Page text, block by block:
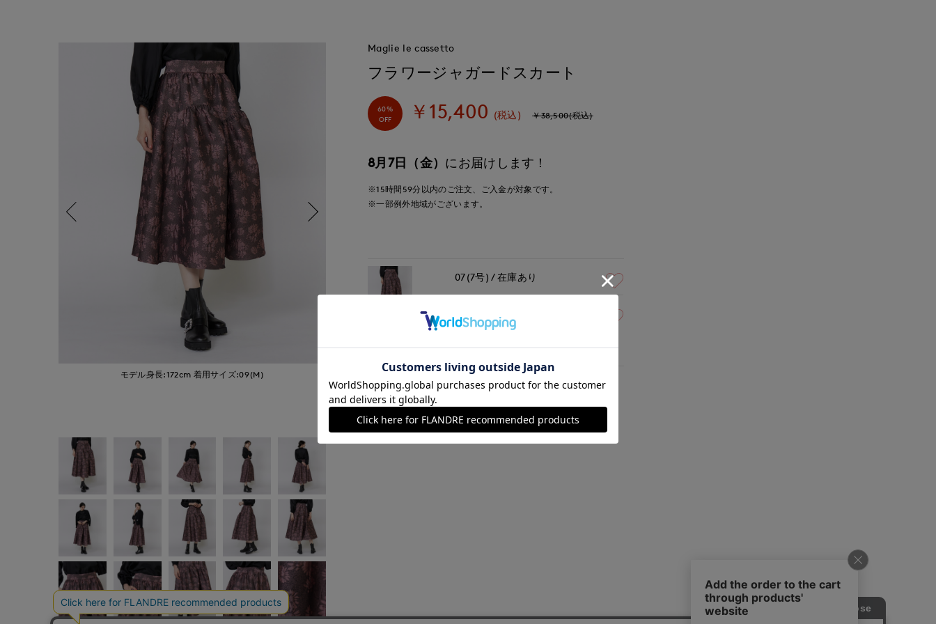
モデル身長:172cm 着用サイズ:09(M)
Maglie le cassetto
フラワージャガードスカート
60%
OFF
￥15,400 (税込) ￥38,500(税込)
8月7日（金） にお届けします！
※15時間 59分以内のご注文、ご入金が対象です。
※一部例外地域がございます。
￥15,400 (税込)
07(7号) 在庫あり